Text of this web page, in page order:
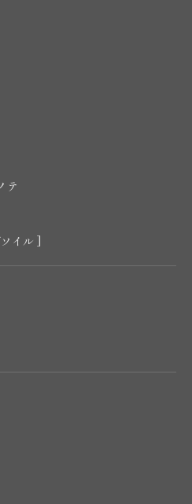
テ
イル ]